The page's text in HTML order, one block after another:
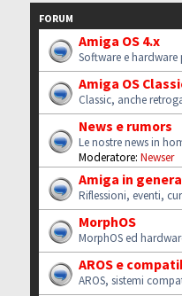
FORUM
Amiga OS 4.x
Software e hardware
Amiga OS
Classic, anche
News e rumors
Le nostre news in
Moderatore: Newser
Amiga in
Riflessioni, eventi,
MorphOS
MorphOS ed
AROS e
AROS, sistemi